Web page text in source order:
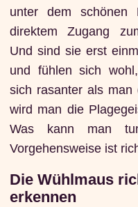
unter dem schönen
direktem Zugang
Und sind sie erst
und fühlen sich
sich rasanter als man
wird man die
Was kann man
Vorgehensweise ist
Die Wühlmaus
erkennen